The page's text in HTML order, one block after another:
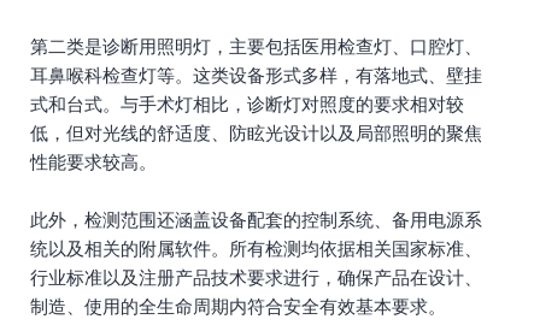
第二类是诊断用照明灯，主要包括医用检查灯、口腔灯、
耳鼻喉科检查灯等。这类设备形式多样，有落地式、壁挂
式和台式。与手术灯相比，诊断灯对照度的要求相对较
低，但对光线的舒适度、防眩光设计以及局部照明的聚焦
性能要求较高。
此外，检测范围还涵盖设备配套的控制系统、备用电源系
统以及相关的附属软件。所有检测均依据相关国家标准、
行业标准以及注册产品技术要求进行，确保产品在设计、
制造、使用的全生命周期内符合安全有效基本要求。